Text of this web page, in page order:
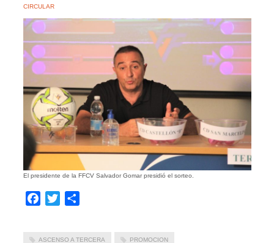
CIRCULAR
El presidente de la FFCV Salvador Gomar presidió el sorteo.
Facebook
Twitter
ASCENSO A TERCERA PROMOCION